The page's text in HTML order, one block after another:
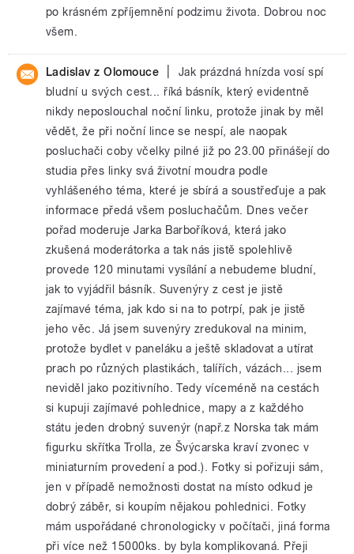
po krásném zpříjemnění podzimu života. Dobrou noc
všem.
Ladislav z Olomouce
Jak prázdná hnízda vosí spí
bludní u svých cest... říká básník, který evidentně
nikdy neposlouchal noční linku, protože jinak by měl
vědět, že při noční lince se nespí, ale naopak
posluchači coby včelky pilné již po 23.00 přinášejí do
studia přes linky svá životní moudra podle
vyhlášeného téma, které je sbírá a soustřeďuje a pak
informace předá všem posluchačům. Dnes večer
pořad moderuje Jarka Barboříková, která jako
zkušená moderátorka a tak nás jistě spolehlivě
provede 120 minutami vysílání a nebudeme bludní,
jak to vyjádřil básník. Suvenýry z cest je jistě
zajímavé téma, jak kdo si na to potrpí, pak je jistě
jeho věc. Já jsem suvenýry zredukoval na minim,
protože bydlet v paneláku a ještě skladovat a utírat
prach po různých plastikách, talířích, vázách... jsem
neviděl jako pozitivního. Tedy víceméně na cestách
si kupuji zajímavé pohlednice, mapy a z každého
státu jeden drobný suvenýr (např.z Norska tak mám
figurku skřítka Trolla, ze Švýcarska kraví zvonec v
miniaturním provedení a pod.). Fotky si pořizuji sám,
jen v případě nemožnosti dostat na místo odkud je
dobrý záběr, si koupím nějakou pohlednici. Fotky
mám uspořádané chronologicky v počítači, jiná forma
při více než 15000ks. by byla komplikovaná. Přeji